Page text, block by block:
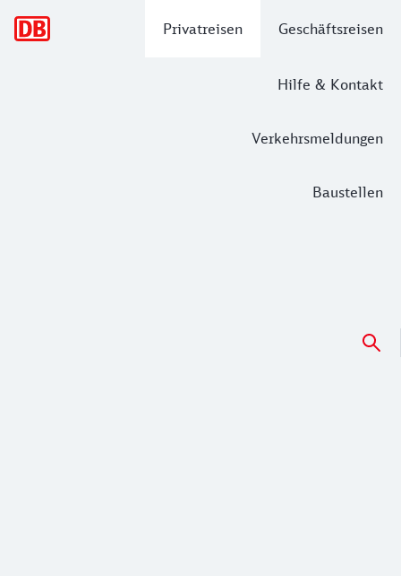
Privatreisen Geschäftsreisen
Hilfe & Kontakt
Verkehrsmeldungen
Baustellen